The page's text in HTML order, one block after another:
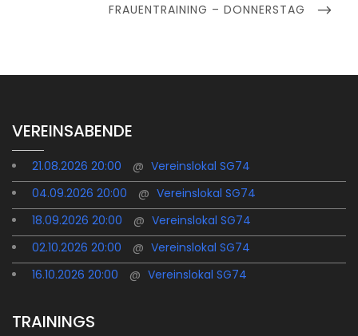
NEXT
FRAUENTRAINING – DONNERSTAG
VEREINSABENDE
21.08.2026 20:00 @ Vereinslokal SG74
04.09.2026 20:00
@ Vereinslokal SG74
18.09.2026 20:00
@ Vereinslokal SG74
02.10.2026 20:00
@ Vereinslokal SG74
16.10.2026 20:00
@ Vereinslokal SG74
TRAININGS